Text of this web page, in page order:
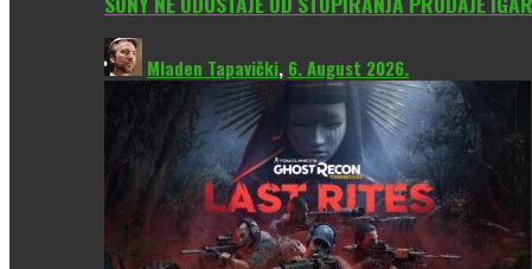
Mladen Tapavički, 6. August 2026.